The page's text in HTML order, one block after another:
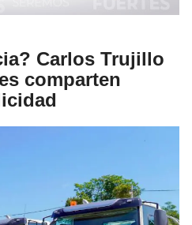
Carlos Trujillo
comparten